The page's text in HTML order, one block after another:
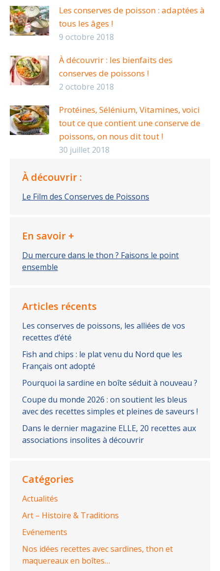
Les conserves de poisson : adaptées à
tous les âges !
9 octobre 2018
À découvrir : les bienfaits des
conserves de poissons !
2 octobre 2018
Protéines, Sélénium, Vitamines, voici
tout ce que contient une conserve de
poissons, on nous dit tout !
30 juillet 2018
À découvrir :
Le Film des Conserves de Poissons
En savoir +
Du mercure dans le thon ? Faisons le point
ensemble
Articles récents
Les conserves de poissons, les alliées de vos
recettes d’été
Fish and chips : le plat venu du Nord que les
Français ont adopté
Pourquoi la sardine en boîte séduit à nouveau ?
Coupe du monde 2026 : on soutient les bleus
avec des recettes simples et pleines de saveurs !
Dans le dernier magazine ELLE, 20 recettes aux
associations insolites à découvrir
Catégories
Actualités
Art – Histoire & Traditions
Evénements
Nos idées recettes avec sardines, thon et
maquereaux en boîtes…